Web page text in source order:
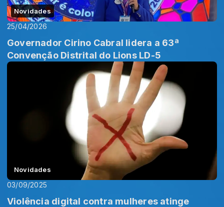
Novidades
25/04/2026
Governador Cirino Cabral lidera a 63ª
Convenção Distrital do Lions LD-5
Novidades
03/09/2025
Violência digital contra mulheres atinge